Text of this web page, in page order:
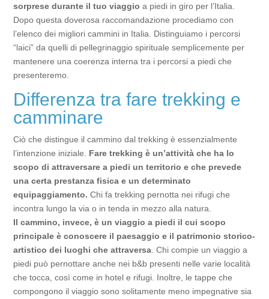
sorprese durante il tuo viaggio a piedi in giro per l’Italia.
Dopo questa doverosa raccomandazione procediamo con
l’elenco dei migliori cammini in Italia. Distinguiamo i percorsi
“laici” da quelli di pellegrinaggio spirituale semplicemente per
mantenere una coerenza interna tra i percorsi a piedi che
presenteremo.
Differenza tra fare trekking e
camminare
Ciò che distingue il cammino dal trekking è essenzialmente
l’intenzione iniziale. Fare trekking è un’attività che ha lo
scopo di attraversare a piedi un territorio e che prevede
una certa prestanza fisica e un determinato
equipaggiamento. Chi fa trekking pernotta nei rifugi che
incontra lungo la via o in tenda in mezzo alla natura.
Il cammino, invece, è un viaggio a piedi il cui scopo
principale è conoscere il paesaggio e il patrimonio storico-
artistico dei luoghi che attraversa . Chi compie un viaggio a
piedi può pernottare anche nei b&b presenti nelle varie località
che tocca, così come in hotel e rifugi. Inoltre, le tappe che
compongono il viaggio sono solitamente meno impegnative sia